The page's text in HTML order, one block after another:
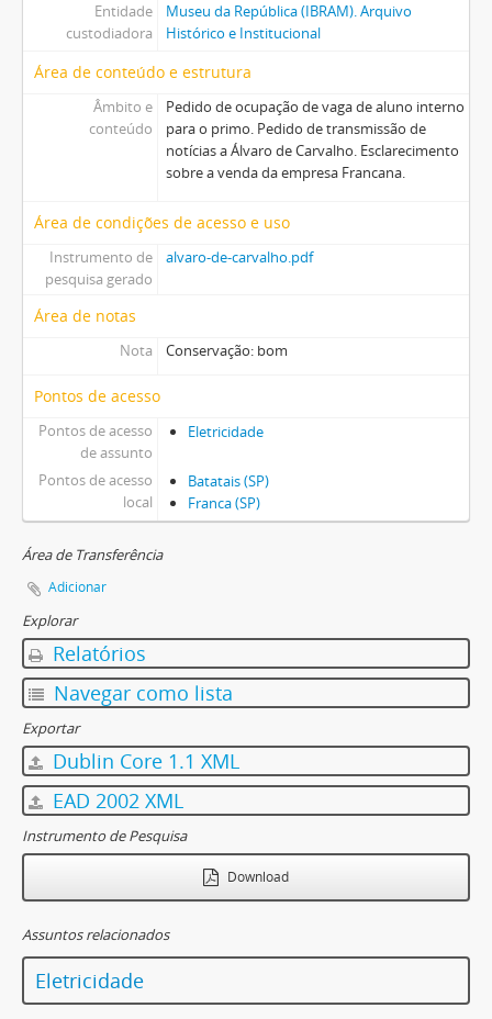
Entidade
custodiadora
Museu da República (IBRAM). Arquivo
Histórico e Institucional
Área de conteúdo e estrutura
Âmbito e
conteúdo
Pedido de ocupação de vaga de aluno interno
para o primo. Pedido de transmissão de
notícias a Álvaro de Carvalho. Esclarecimento
sobre a venda da empresa Francana.
Área de condições de acesso e uso
Instrumento de
pesquisa gerado
alvaro-de-carvalho.pdf
Área de notas
Nota Conservação: bom
Pontos de acesso
Pontos de acesso
de assunto
Eletricidade
Pontos de acesso
local
Batatais (SP)
Franca (SP)
Área de Transferência
Adicionar
Explorar
Relatórios
Navegar como lista
Exportar
Dublin Core 1.1 XML
EAD 2002 XML
Instrumento de Pesquisa
Download
Assuntos relacionados
Eletricidade